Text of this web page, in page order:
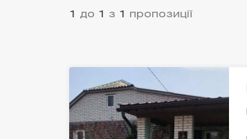
1 до 1 з 1 пропозиції